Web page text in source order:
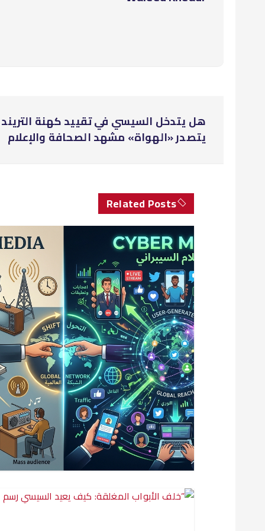
ص
هل يتدخل السيسي في تقييد كهنة
يتصدر «الهواة» مشهد الصحافة والإعلام
Related Posts